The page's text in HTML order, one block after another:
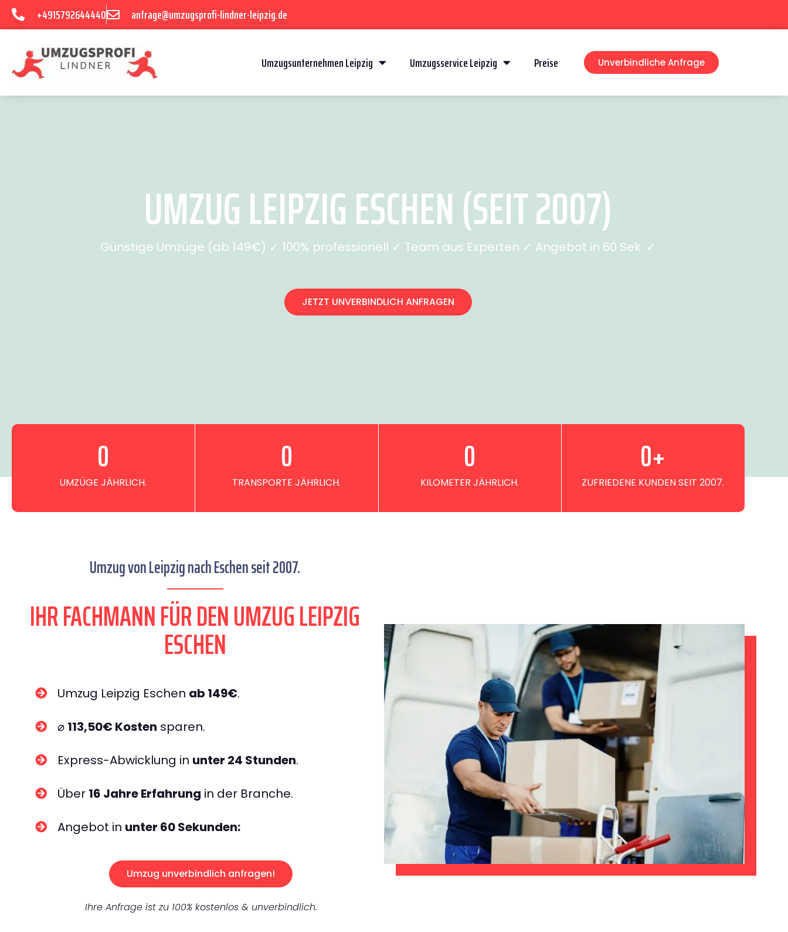
+4915792644440 anfrage@umzugsprofi-lindner-leipzig.de
Umzugsunternehmen Leipzig Umzugsservice Leipzig Preise Unverbindliche Anfrage
UMZUG LEIPZIG ESCHEN (SEIT 2007)
Günstige Umzüge (ab 149€) ✓ 100% professionell ✓ Team aus Experten ✓ Angebot in 60 Sek. ✓
JETZT UNVERBINDLICH ANFRAGEN
UMZÜGE JÄHRLICH.
0
TRANSPORTE JÄHRLICH.
0
KILOMETER JÄHRLICH.
0
ZUFRIEDENE KUNDEN SEIT 2007.
0+
Umzug von Leipzig nach Eschen seit 2007.
IHR FACHMANN FÜR DEN UMZUG LEIPZIG
ESCHEN
Umzug Leipzig Eschen ab 149€.
⌀ 113,50€ Kosten sparen.
Express-Abwicklung in unter 24 Stunden.
Über 16 Jahre Erfahrung in der Branche.
Angebot in unter 60 Sekunden:
Umzug unverbindlich anfragen!
Ihre Anfrage ist zu 100% kostenlos & unverbindlich.